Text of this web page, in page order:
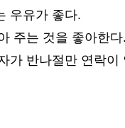
우유가 좋다.
주는 것을 좋아한다.
가 반나절만 연락이